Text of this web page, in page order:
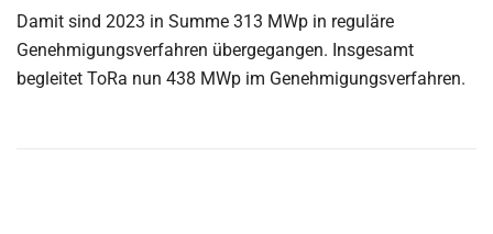
Damit sind 2023 in Summe 313 MWp in reguläre
Genehmigungsverfahren übergegangen. Insgesamt
begleitet ToRa nun 438 MWp im Genehmigungsverfahren.